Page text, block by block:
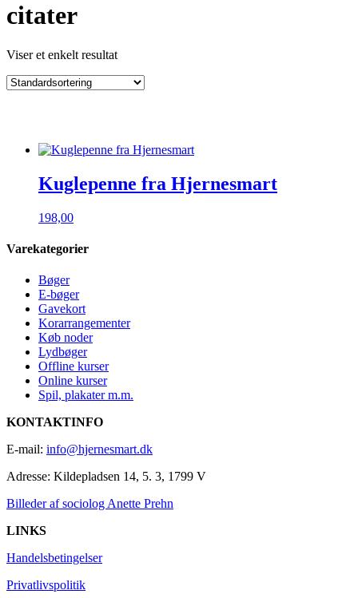
citater
Viser et enkelt resultat
Kuglepenne fra Hjernesmart
198,00
Varekategorier
Bøger
E-bøger
Gavekort
Korarrangementer
Køb noder
Lydbøger
Offline kurser
Online kurser
Spil, plakater m.m.
KONTAKTINFO
E-mail: info@hjernesmart.dk
Adresse: Kildepladsen 14, 5. 3, 1799 V
Billeder af sociolog Anette Prehn
LINKS
Handelsbetingelser
Privatlivspolitik